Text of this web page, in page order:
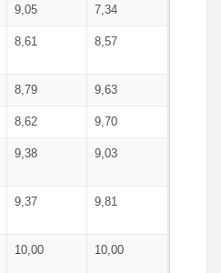
9,05 7,34
8,61 8,57
8,79 9,63
8,62 9,70
9,38 9,03
9,37 9,81
10,00 10,00